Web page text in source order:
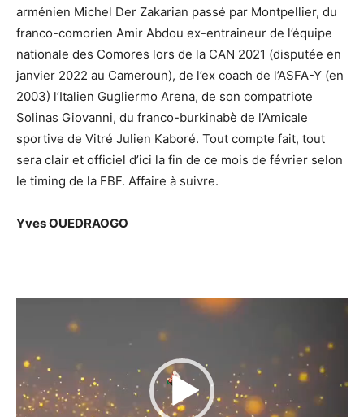
arménien Michel Der Zakarian passé par Montpellier, du
franco-comorien Amir Abdou ex-entraineur de l’équipe
nationale des Comores lors de la CAN 2021 (disputée en
janvier 2022 au Cameroun), de l’ex coach de l’ASFA-Y (en
2003) l’Italien Gugliermo Arena, de son compatriote
Solinas Giovanni, du franco-burkinabè de l’Amicale
sportive de Vitré Julien Kaboré. Tout compte fait, tout
sera clair et officiel d’ici la fin de ce mois de février selon
le timing de la FBF. Affaire à suivre.
Yves OUEDRAOGO
Lecteur